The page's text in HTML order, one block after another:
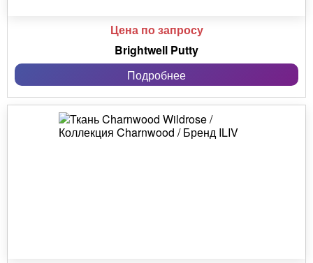
Цена по запросу
Brightwell Putty
Подробнее